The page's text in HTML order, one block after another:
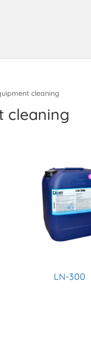
cleaning
cleaning
LN-300